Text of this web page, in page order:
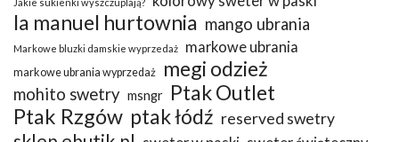
la manuel hurtownia mango ubrania
Markowe bluzki damskie wyprzedaż markowe ubrania
markowe ubrania wyprzedaż megi odzież
mohito swetry msngr Ptak Outlet
Ptak Rzgów ptak łódź reserved swetry